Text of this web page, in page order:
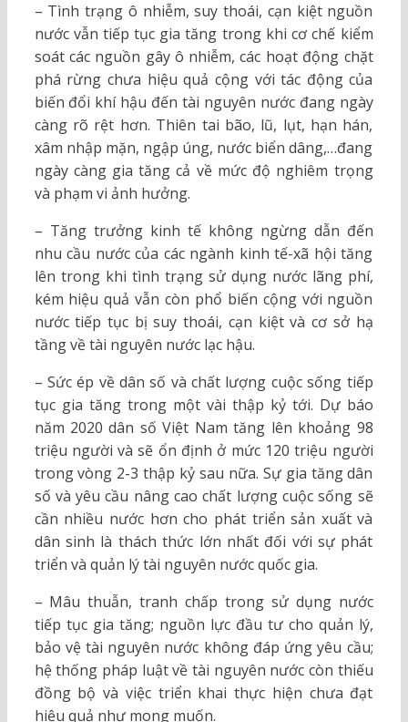
– Tình trạng ô nhiễm, suy thoái, cạn kiệt nguồn
nước vẫn tiếp tục gia tăng trong khi cơ chế kiểm
soát các nguồn gây ô nhiễm, các hoạt động chặt
phá rừng chưa hiệu quả cộng với tác động của
biến đổi khí hậu đến tài nguyên nước đang ngày
càng rõ rệt hơn. Thiên tai bão, lũ, lụt, hạn hán,
xâm nhập mặn, ngập úng, nước biển dâng,…đang
ngày càng gia tăng cả về mức độ nghiêm trọng
và phạm vi ảnh hưởng.
– Tăng trưởng kinh tế không ngừng dẫn đến
nhu cầu nước của các ngành kinh tế-xã hội tăng
lên trong khi tình trạng sử dụng nước lãng phí,
kém hiệu quả vẫn còn phổ biến cộng với nguồn
nước tiếp tục bị suy thoái, cạn kiệt và cơ sở hạ
tầng về tài nguyên nước lạc hậu.
– Sức ép về dân số và chất lượng cuộc sống tiếp
tục gia tăng trong một vài thập kỷ tới. Dự báo
năm 2020 dân số Việt Nam tăng lên khoảng 98
triệu người và sẽ ổn định ở mức 120 triệu người
trong vòng 2-3 thập kỷ sau nữa. Sự gia tăng dân
số và yêu cầu nâng cao chất lượng cuộc sống sẽ
cần nhiều nước hơn cho phát triển sản xuất và
dân sinh là thách thức lớn nhất đối với sự phát
triển và quản lý tài nguyên nước quốc gia.
– Mâu thuẫn, tranh chấp trong sử dụng nước
tiếp tục gia tăng; nguồn lực đầu tư cho quản lý,
bảo vệ tài nguyên nước không đáp ứng yêu cầu;
hệ thống pháp luật về tài nguyên nước còn thiếu
đồng bộ và việc triển khai thực hiện chưa đạt
hiệu quả như mong muốn.